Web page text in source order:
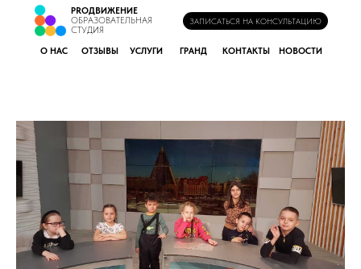
PROДВИЖЕНИЕ
ОБРАЗОВАТЕЛЬНАЯ
СТУДИЯ
ЗАПИСАТЬСЯ НА КОНСУЛЬТАЦИЮ
НОВОСТИ
УСЛУГИ
ОТЗЫВЫ ГРАНД КОНТАКТЫ
О НАС